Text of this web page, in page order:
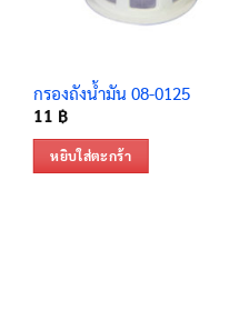
กรองถังน้ำมัน 08-0125
11 ฿
หยิบใส่ตะกร้า